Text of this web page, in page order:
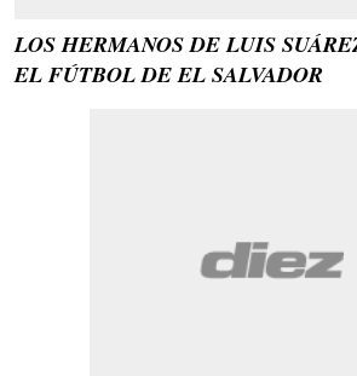
LOS HERMANOS DE LUIS
EL FÚTBOL DE EL SALVADOR